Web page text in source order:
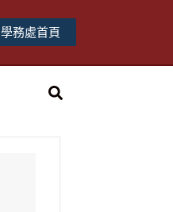
學務處首頁
搜